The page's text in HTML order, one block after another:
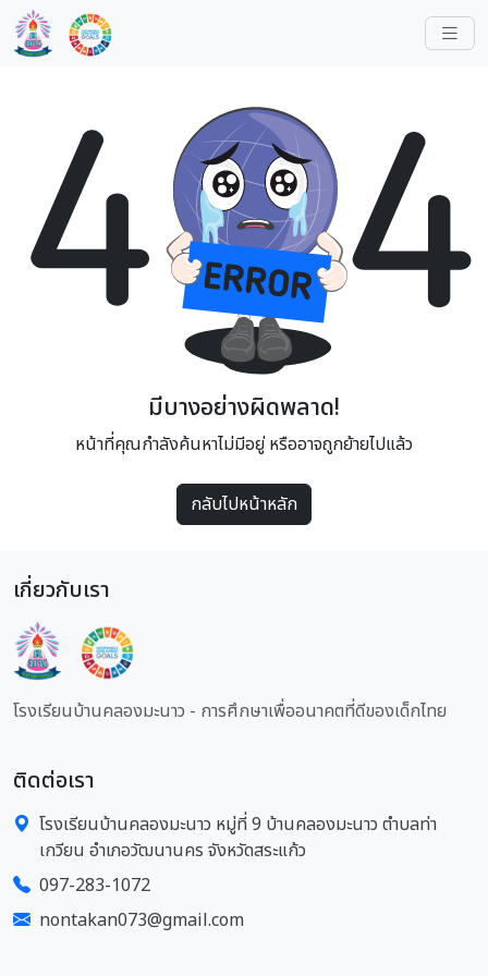
มีบางอย่างผิดพลาด!
หน้าที่คุณกำลังค้นหาไม่มีอยู่ หรืออาจถูกย้ายไปแล้ว
กลับไปหน้าหลัก
เกี่ยวกับเรา
โรงเรียนบ้านคลองมะนาว - การศึกษาเพื่ออนาคตที่ดีของเด็กไทย
ติดต่อเรา
โรงเรียนบ้านคลองมะนาว หมู่ที่ 9 บ้านคลองมะนาว ตำบลท่า
เกวียน อำเภอวัฒนานคร จังหวัดสระแก้ว
097-283-1072
nontakan073@gmail.com